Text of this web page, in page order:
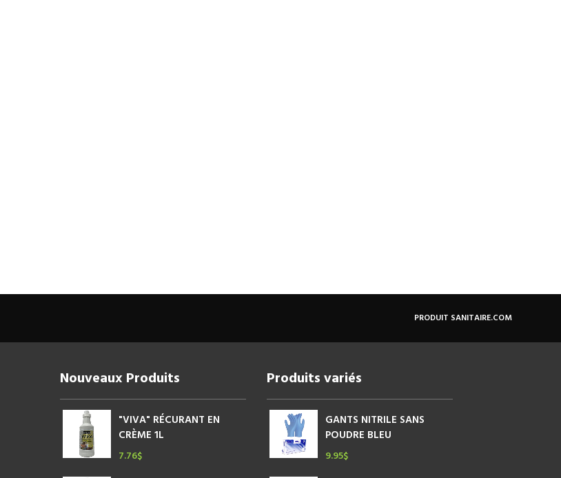
PRODUIT SANITAIRE.COM
Nouveaux Produits
"VIVA" RÉCURANT EN
CRÈME 1L
7.76$
Produits variés
GANTS NITRILE SANS
POUDRE BLEU
9.95$